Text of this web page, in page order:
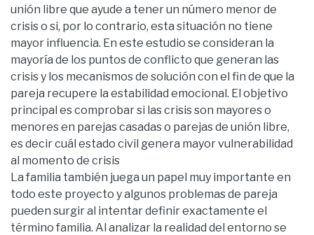
unión libre que ayude a tener un número menor de
crisis o si, por lo contrario, esta situación no tiene
mayor influencia. En este estudio se consideran la
mayoría de los puntos de conflicto que generan las
crisis y los mecanismos de solución con el fin de que la
pareja recupere la estabilidad emocional. El objetivo
principal es comprobar si las crisis son mayores o
menores en parejas casadas o parejas de unión libre,
es decir cuál estado civil genera mayor vulnerabilidad
al momento de crisis
La familia también juega un papel muy importante en
todo este proyecto y algunos problemas de pareja
pueden surgir al intentar definir exactamente el
término familia. Al analizar la realidad del entorno se